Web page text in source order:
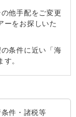
他手配をご変更
ーをお探しいた
条件に近い「海
。
件・諸税等